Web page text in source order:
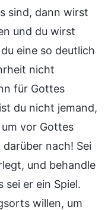
sind, dann wirst
und du wirst
eine so deutlich
nicht
für Gottes
du nicht jemand,
vor Gottes
nach! Sei
und behandle
sei er ein Spiel.
willen, um